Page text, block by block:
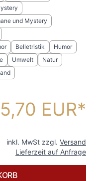
und Mystery
Belletristik
Humor
Umwelt
Natur
EUR
inkl. MwSt zzgl. Versand
Lieferzeit auf Anfrage